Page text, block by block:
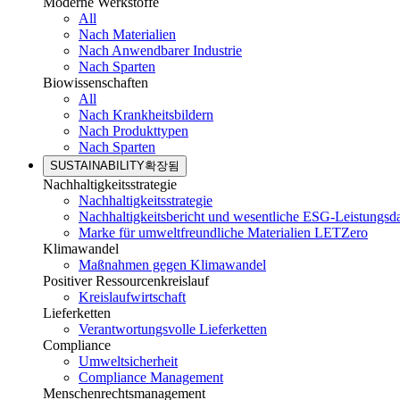
All
Nach Materialien
Nach Anwendbarer Industrie
Nach Sparten
Biowissenschaften
All
Nach Krankheitsbildern
Nach Produkttypen
Nach Sparten
SUSTAINABILITY확장됨
Nachhaltigkeitsstrategie
Nachhaltigkeitsstrategie
Nachhaltigkeitsbericht und wesentliche ESG-
Marke für umweltfreundliche Materialien LETZero
Klimawandel
Maßnahmen gegen Klimawandel
Positiver Ressourcenkreislauf
Kreislaufwirtschaft
Lieferketten
Verantwortungsvolle Lieferketten
Compliance
Umweltsicherheit
Compliance Management
Menschenrechtsmanagement